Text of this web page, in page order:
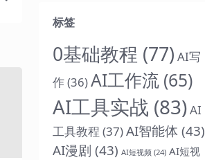
标签
0基础教程 (77) AI写
作(36)AI工作流 (65)
AI工具实战 (83)AI
工具教程 (37)AI智能体 (43)
AI漫剧 (43) AI短视频 (24) AI短视